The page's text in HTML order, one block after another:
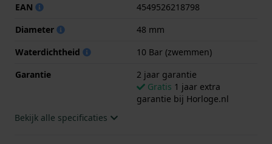
EAN
4549526218798
Diameter
48 mm
Waterdichtheid
10 Bar (zwemmen)
Garantie
2 jaar garantie
Gratis 1 jaar extra
garantie bij Horloge.nl
Bekijk alle specificaties